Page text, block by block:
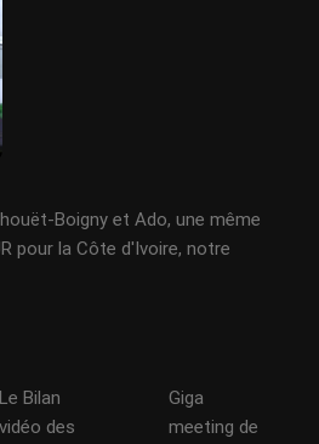
Boigny et Ado, une même
pour la Côte d'Ivoire, notre
Le Bilan
vidéo des
Giga
meeting de